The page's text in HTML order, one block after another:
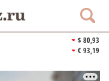
$ 80,93
€ 93,19